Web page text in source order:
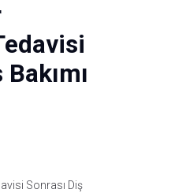
Sonrası Diş